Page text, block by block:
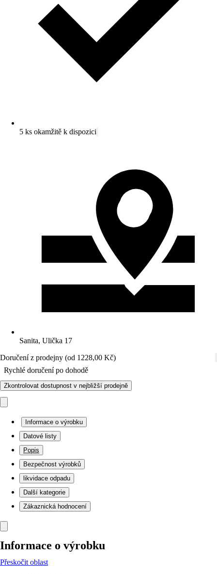
5 ks okamžitě k dispozici
Sanita, Ulička 17
Doručení z prodejny (od 1228,00 Kč)
Rychlé doručení po dohodě
Zkontrolovat dostupnost v nejbližší prodejně
Informace o výrobku
Datové listy
Popis
Bezpečnost výrobků
likvidace odpadu
Další kategorie
Zákaznická hodnocení
Informace o výrobku
Přeskočit oblast